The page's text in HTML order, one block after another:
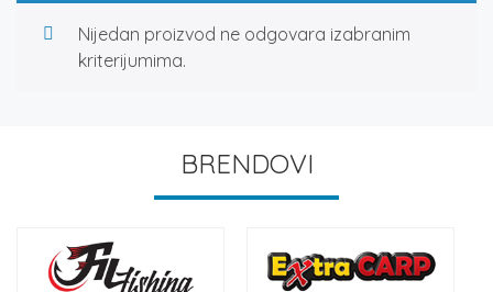
Nijedan proizvod ne odgovara izabranim
kriterijumima.
BRENDOVI